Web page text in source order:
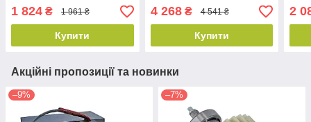
1 824 ₴ 1 961 ₴
Купити
4 268₴ 4 541 ₴
Купити
2
Акційні пропозиції та новинки
–9% –7%